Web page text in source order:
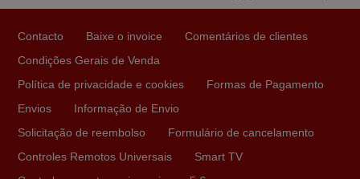
Contacto Baixe o invoice
Comentários de clientes
Condições Gerais de Venda
Política de privacidade e cookies
Formas de Pagamento
Envios
Informação de Envio
Solicitação de reembolso
Formulário de cancelamento
Controles Remotos Universais
Smart TV